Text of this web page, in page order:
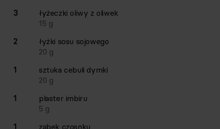
3
łyżeczki oliwy z oliwek
15 g
2
łyżki sosu sojowego
20 g
1
sztuka cebuli dymki
20 g
1
plaster imbiru
5 g
1
ząbek czosnku